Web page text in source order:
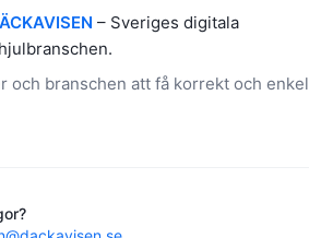
– Sveriges digitala
och branschen att få korrekt och enkel